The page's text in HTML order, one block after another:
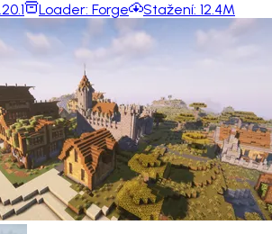
Loader: Forge Stažení: 12.4M